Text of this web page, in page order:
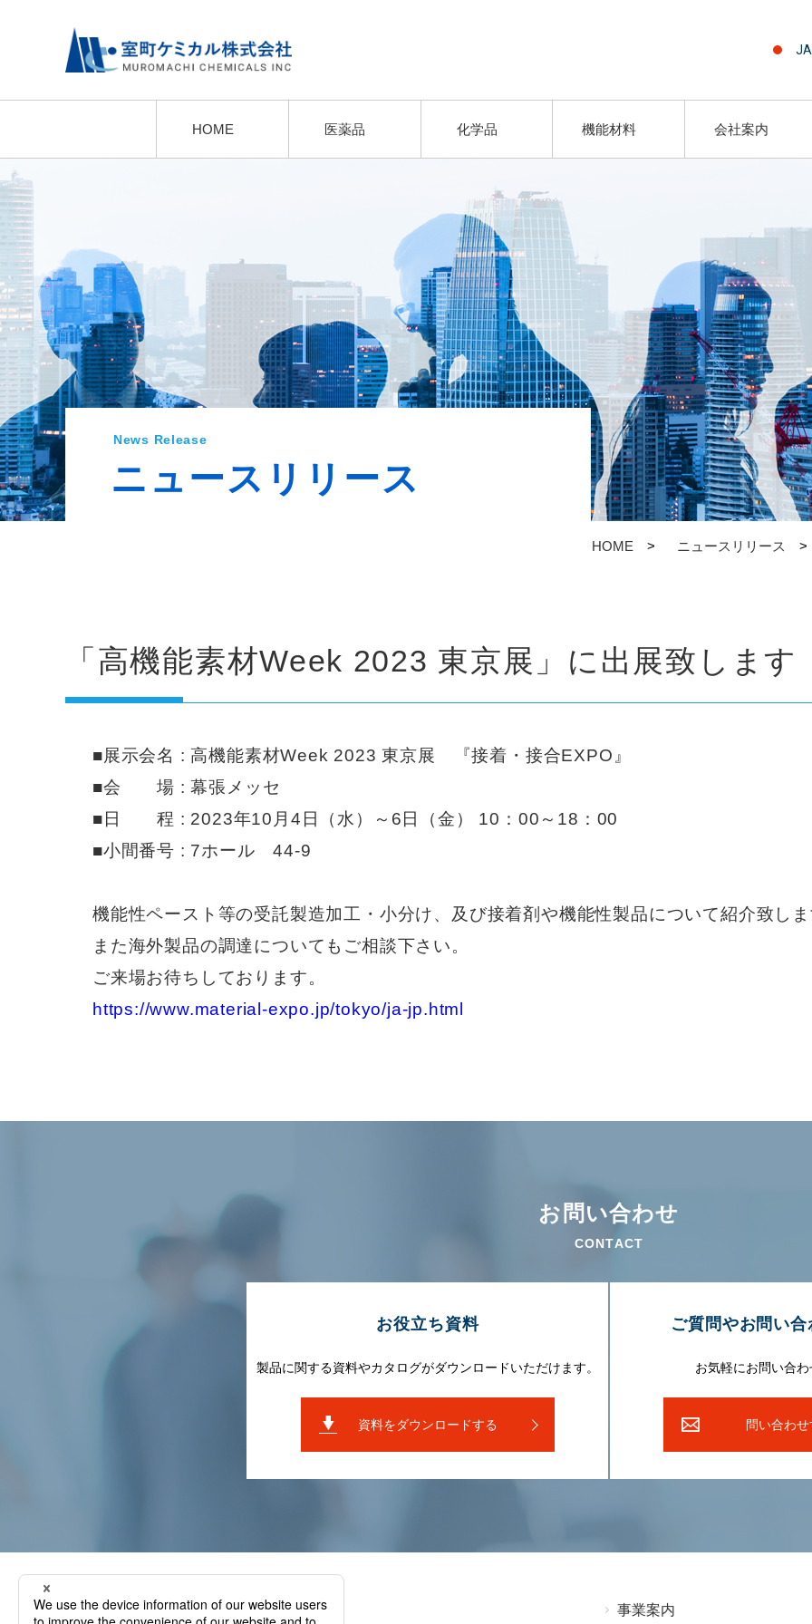
HOME 医薬品 化学品 機能材料 会社案内
HOME ニュースリリース
News Release
ニュースリリース
「高機能素材Week 2023 東京展」に出展致します
■展示会名 : 高機能素材Week 2023 東京展 『接着・接合EXPO』
■会 場 : 幕張メッセ
■日 程 : 2023年10月4日（水）～6日（金） 10：00～18：00
■小間番号 : 7ホール 44-9
機能性ペースト等の受託製造加工・小分け、及び接着剤や機能性製品について紹介致し
また海外製品の調達についてもご相談下さい。
ご来場お待ちしております。
https://www.material-expo.jp/tokyo/ja-jp.html
お問い合わせ
CONTACT
お役⽴ち資料
製品に関する資料やカタログがダウンロードいただけます。
資料をダウンロードする
ご質問やお問い
お気軽にお問い合
問い合わ
事業案内